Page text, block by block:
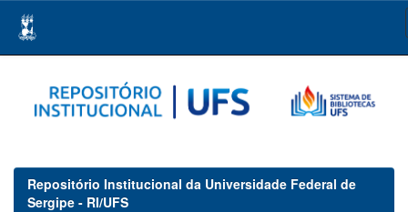
navigation
Repositório Institucional da Universidade Federal de
Sergipe - RI/UFS